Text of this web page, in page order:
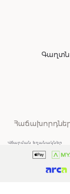
Վճարման եղանակներ